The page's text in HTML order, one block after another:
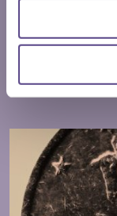
Kirjoittaja on